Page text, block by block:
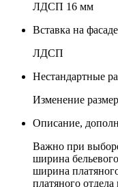
ЛДСП 16 мм
Вставка на
ЛДСП
Нестандартные
Изменение
Описание,
Важно при
ширина
ширина
платяного